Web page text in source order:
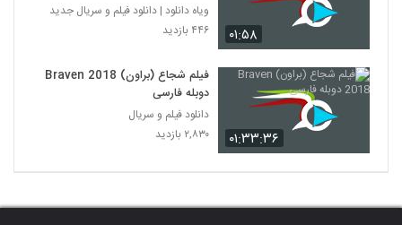
۰۱:۵۸
ویاه دانلود | دانلود فیلم و سریال جدید
۴۴۶ بازدید
۰۱:۳۳:۳۶
فیلم شجاع (براون) Braven 2018
دوبله فارسی
دانلود فیلم و سریال
۲,۸۳۰ بازدید